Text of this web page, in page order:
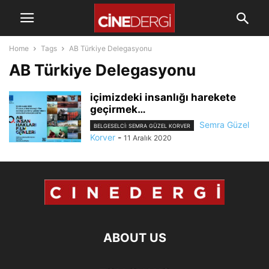
Home Tags AB Türkiye Delegasyonu
AB Türkiye Delegasyonu
içimizdeki insanlığı harekete
geçirmek…
BELGESELCI: SEMRA GÜZEL KORVER
Semra Güzel
Korver - 11 Aralık 2020
ABOUT US